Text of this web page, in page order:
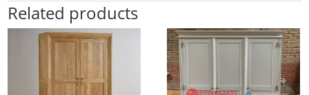
Related products